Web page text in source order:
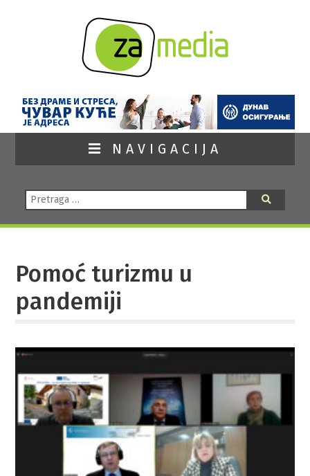
NAVIGACIJA
Pretraga:
Pomoć turizmu u
pandemiji